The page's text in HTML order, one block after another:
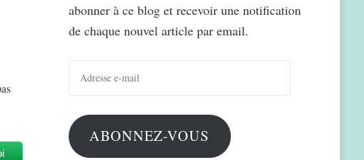
abonner à ce blog et recevoir une notification
de chaque nouvel article par email.
mail
ABONNEZ-VOUS